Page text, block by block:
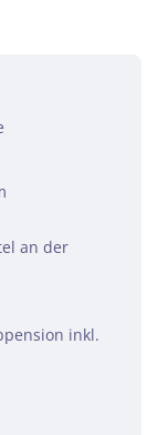
an der
inkl.